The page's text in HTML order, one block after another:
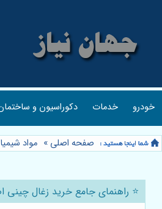
خودرو خدمات دکوراسیون و
صفحه اصلی » مواد
⭐️ راهنمای جامع خرید زغال چینی